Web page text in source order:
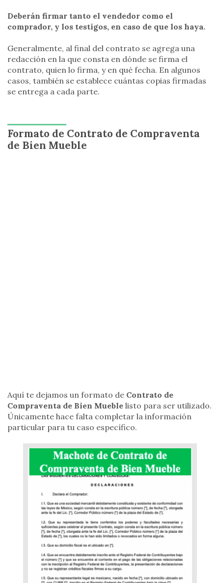
Deberán firmar tanto el vendedor como el
comprador, y los testigos, en caso de que los haya.
Generalmente, al final del contrato se agrega una
redacción en la que consta en dónde se firma el
contrato, quien lo firma, y en qué fecha. En algunos
casos, también se establece cuántas copias firmadas
se entrega a cada parte.
Formato de Contrato de Compraventa
de Bien Mueble
Aquí te dejamos un formato de Contrato de
Compraventa de Bien Mueble listo para ser utilizado.
Únicamente hace falta completar la información
particular para tu caso específico.